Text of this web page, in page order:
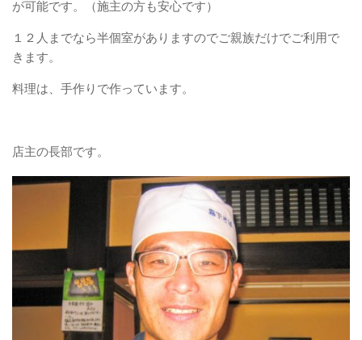
が可能です。（施主の方も安心です）
１２人までなら半個室がありますのでご親族だけでご利用で
きます。
料理は、手作りで作っています。
店主の長部です。